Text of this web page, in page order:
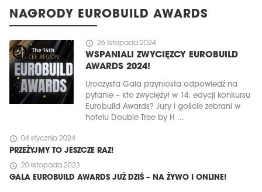
NAGRODY EUROBUILD AWARDS
schedule 26 listopada 2024
WSPANIALI ZWYCIĘZCY EUROBUILD
AWARDS 2024!
Uroczysta Gala przyniosła odpowiedź na
pytanie – kto zwyciężył w 14. edycji konkursu
Eurobuild Awards? Jury i goście zebrani w
hotelu Double Tree by H ...
schedule 04 stycznia 2024
PRZEŻYJMY TO JESZCZE RAZ!
schedule 20 listopada 2023
GALA EUROBUILD AWARDS JUŻ DZIŚ – NA ŻYWO I ONLINE!